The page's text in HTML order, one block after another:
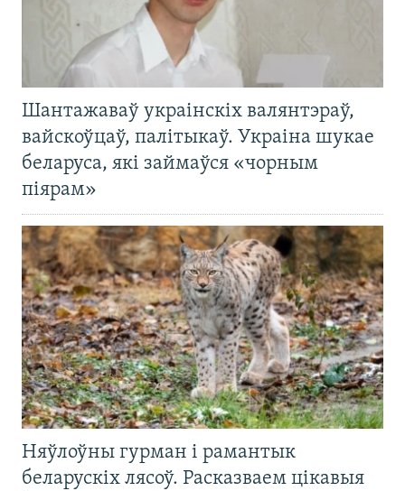
Шантажаваў украінскіх валянтэраў,
вайскоўцаў, палітыкаў. Украіна шукае
беларуса, які займаўся «чорным
піярам»
Няўлоўны гурман і рамантык
беларускіх лясоў. Расказваем цікавыя